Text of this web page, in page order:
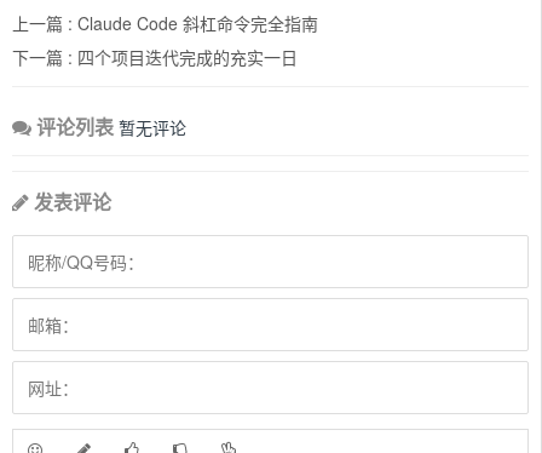
上一篇 : Claude Code 斜杠命令完全指南
下一篇 : 四个项目迭代完成的充实一日
评论列表 暂无评论
发表评论